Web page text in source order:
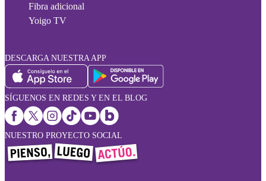
Fibra adicional
Yoigo TV
DESCARGA NUESTRA APP
SÍGUENOS EN REDES Y EN EL BLOG
NUESTRO PROYECTO SOCIAL